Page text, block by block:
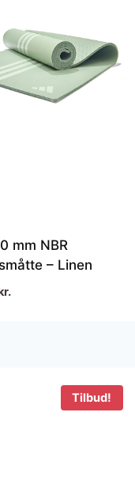
mm NBR
– Linen
Den
Tilbud!